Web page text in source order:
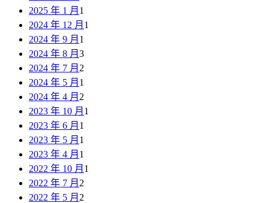
2025 年 1 月 1
2024 年 12 月 1
2024 年 9 月 1
2024 年 8 月 3
2024 年 7 月 2
2024 年 5 月 1
2024 年 4 月 2
2023 年 10 月 1
2023 年 6 月 1
2023 年 5 月 1
2023 年 4 月 1
2022 年 10 月 1
2022 年 7 月 2
2022 年 5 月 2